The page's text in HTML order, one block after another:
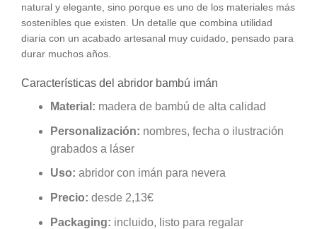
natural y elegante, sino porque es uno de los materiales más
sostenibles que existen. Un detalle que combina utilidad
diaria con un acabado artesanal muy cuidado, pensado para
durar muchos años.
Características del abridor bambú imán
Material: madera de bambú de alta calidad
Personalización: nombres, fecha o ilustración
grabados a láser
Uso: abridor con imán para nevera
Precio: desde 2,13€
Packaging: incluido, listo para regalar